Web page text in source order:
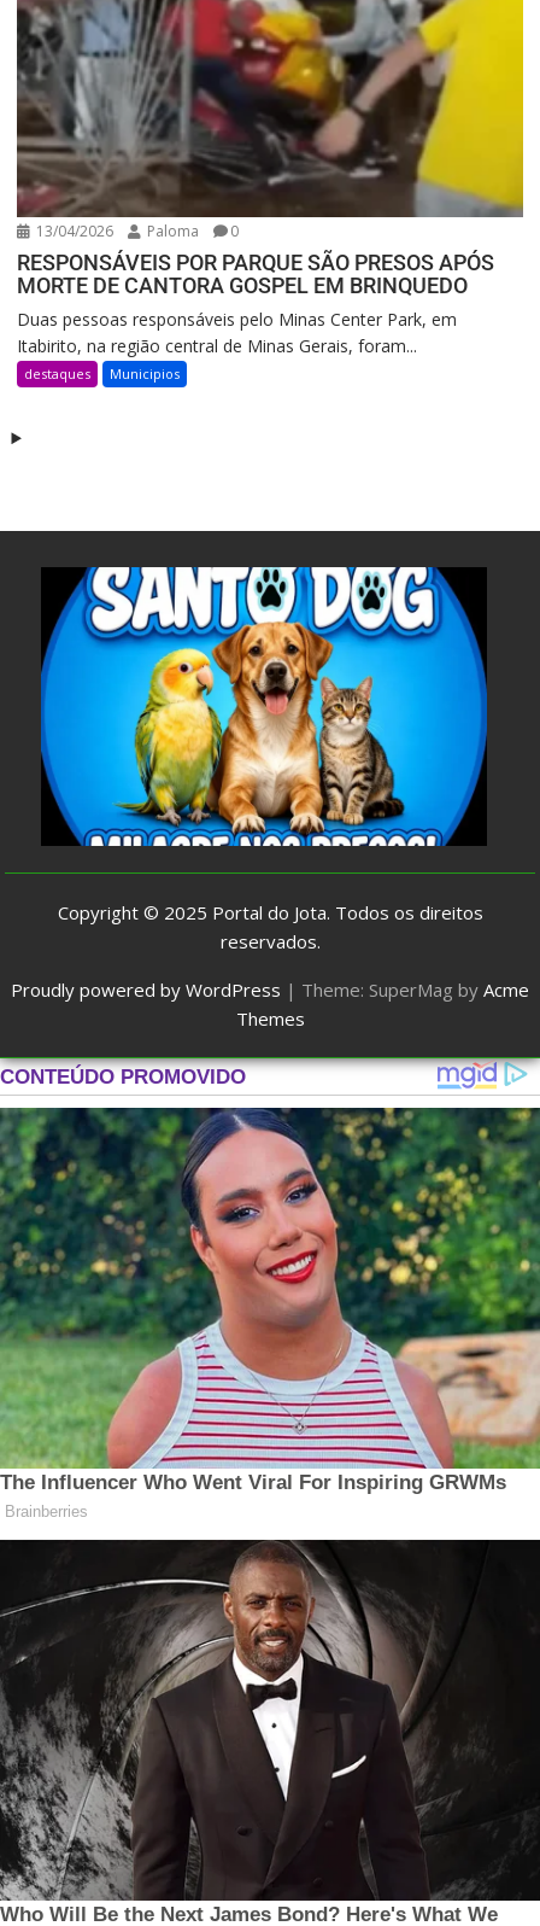
13/04/2026 Paloma 0
RESPONSÁVEIS POR PARQUE SÃO PRESOS APÓS
MORTE DE CANTORA GOSPEL EM BRINQUEDO
Duas pessoas responsáveis pelo Minas Center Park, em
Itabirito, na região central de Minas Gerais, foram...
destaques Municipios
Copyright © 2025 Portal do Jota. Todos os direitos
reservados.
Proudly powered by WordPress | Theme: SuperMag by Acme
Themes